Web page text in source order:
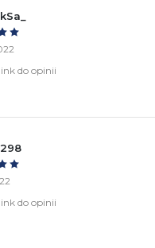
do opinii
do opinii